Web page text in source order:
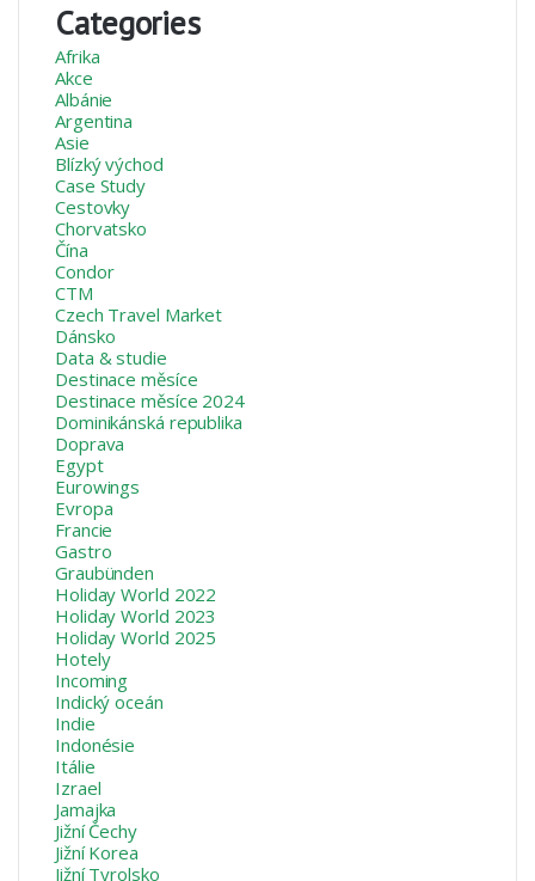
Categories
Afrika
Akce
Albánie
Argentina
Asie
Blízký východ
Case Study
Cestovky
Chorvatsko
Čína
Condor
CTM
Czech Travel Market
Dánsko
Data & studie
Destinace měsíce
Destinace měsíce 2024
Dominikánská republika
Doprava
Egypt
Eurowings
Evropa
Francie
Gastro
Graubünden
Holiday World 2022
Holiday World 2023
Holiday World 2025
Hotely
Incoming
Indický oceán
Indie
Indonésie
Itálie
Izrael
Jamajka
Jižní Čechy
Jižní Korea
Jižní Tyrolsko